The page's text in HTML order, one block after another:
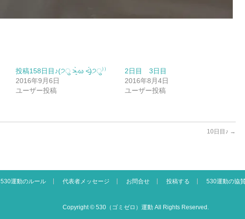
投稿158日目♪(੭ु ˃̶͈̀ ω ˂̶͈́)੭ु⁾⁾
2016年9月6日
ユーザー投稿
2日目 3日目
2016年8月4日
ユーザー投稿
10日目♪ →
530運動のルール 代表者メッセージ お問合せ 投稿する 530運動の協
Copyright © 530（ゴミゼロ）運動All Rights Reserved.